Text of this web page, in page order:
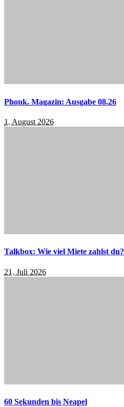
Phonk. Magazin: Ausgabe 08.26
1. August 2026
Talkbox: Wie viel Miete zahlst du?
21. Juli 2026
60 Sekunden bis Neapel